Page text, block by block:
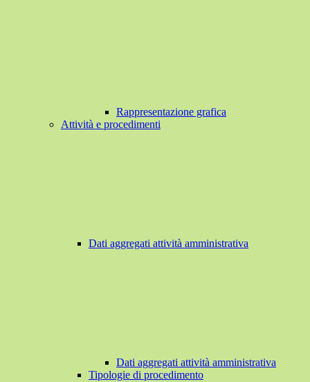
Rappresentazione grafica
Attività e procedimenti
Dati aggregati attività amministrativa
Dati aggregati attività amministrativa
Tipologie di procedimento